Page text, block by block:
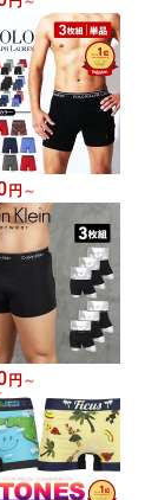
円 ～
円 ～